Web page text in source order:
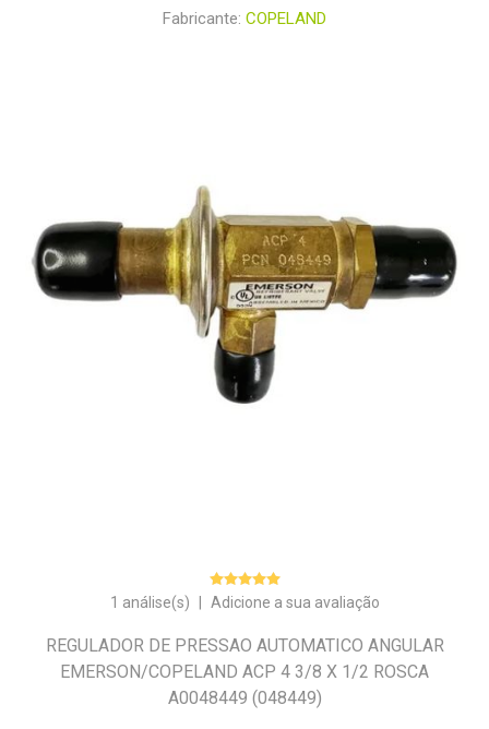
Fabricante: COPELAND
1 análise(s) Adicione a sua avaliação
REGULADOR DE PRESSAO AUTOMATICO ANGULAR
EMERSON/COPELAND ACP 4 3/8 X 1/2 ROSCA
A0048449 (048449)